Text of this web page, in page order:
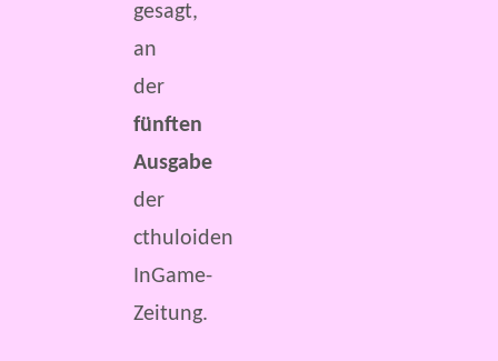
gesagt,
an
der
fünften
Ausgabe
der
cthuloiden
InGame-
Zeitung.